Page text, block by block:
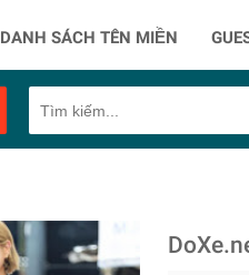
DANH SÁCH TÊN MIỀN